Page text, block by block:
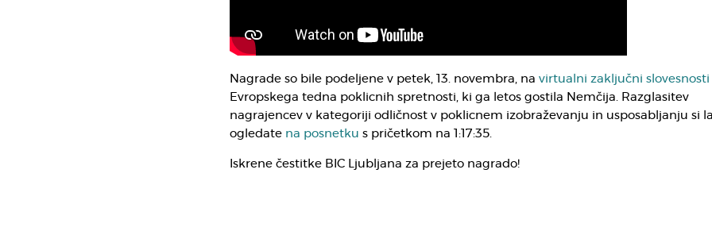
Nagrade so bile podeljene v petek, 13. novembra, na virtualni zaključni slovesnosti
Evropskega tedna poklicnih spretnosti, ki ga letos gostila Nemčija. Razglasitev
nagrajencev v kategoriji odličnost v poklicnem izobraževanju in usposabljanju si
ogledate na posnetku s pričetkom na 1:17:35.
Iskrene čestitke BIC Ljubljana za prejeto nagrado!